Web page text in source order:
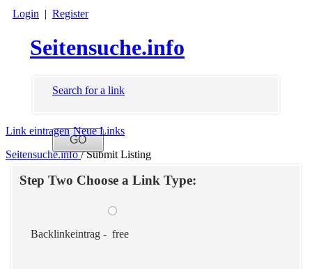
Login | Register
Seitensuche.info
Search for a link
Link eintragen Neue Links
Seitensuche.info/ Submit Listing
Step Two Choose a Link Type:
Backlinkeintrag - free